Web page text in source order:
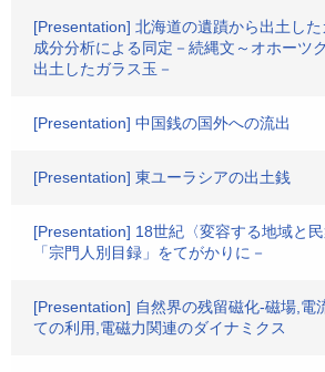
[Presentation] 北海道の遺蹟から出土した
成分分析による同定－続縄文～オホーツ
出土したガラス玉－
[Presentation] 中国銭の国外への流出
[Presentation] 東ユーラシアの出土銭
[Presentation] 18世紀〈変容する地域と
「宗門人別目録」をてがかりに－
[Presentation] 自然界の残留磁化-磁場,電
ての利用,電磁力関連のダイナミクス